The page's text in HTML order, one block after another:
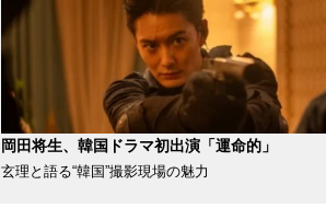
岡田将生、韓国ドラマ初出演「運命的」
玄理と語る“韓国”撮影現場の魅力